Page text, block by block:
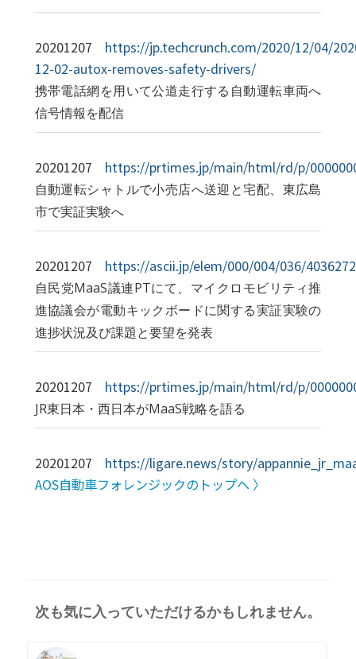
20201207
https://jp.techcrunch.com/2020/12/04/
12-02-autox-removes-safety-drivers/
携帯電話網を用いて公道走行する自動運転車両へ
信号情報を配信
20201207 https://prtimes.jp/main/html/rd/p/
自動運転シャトルで小売店へ送迎と宅配、東広島
市で実証実験へ
20201207 https://ascii.jp/elem/000/004/036/
自民党MaaS議連PTにて、マイクロモビリティ推
進協議会が電動キックボードに関する実証実験の
進捗状況及び課題と要望を発表
20201207 https://prtimes.jp/main/html/rd/p/
JR東日本・西日本がMaaS戦略を語る
20201207
https://ligare.news/story/
AOS自動車フォレンジックのトップへ 〉
次も気に入っていただけるかもしれません。